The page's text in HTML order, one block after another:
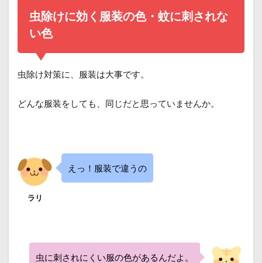
虫除けに効く服装の色・蚊に刺されな
い色
虫除け対策に、服装は大事です。
どんな服装をしても、同じだと思っていませんか。
ラリ
えっ！服装で違うの
虫に刺されにくい服の色があるんだよ。